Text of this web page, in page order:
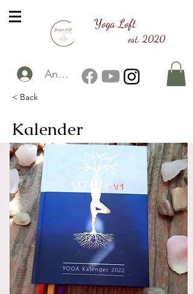
est. 2020
Yoga Loft
Anmelden
< Back
Kalender